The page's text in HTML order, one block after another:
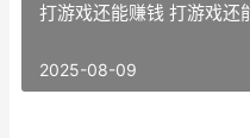
打游戏还能赚钱 打游戏还
2025-08-09